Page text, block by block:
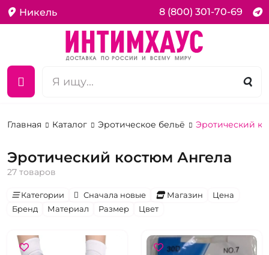
Никель 8 (800) 301-70-69
Главная Каталог Эротическое бельё Эротический
Эротический костюм Ангела
27 товаров
Категории Сначала новые Магазин
Цена
Бренд
Материал Размер Цвет